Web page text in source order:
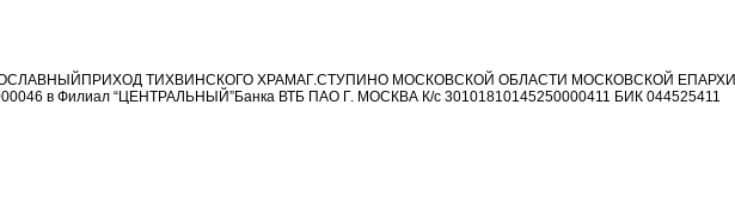
ТИХВИНСКОГО ХРАМАГ.СТУПИНО МОСКОВСКОЙ ОБЛАСТИ МОСКОВСКОЙ
в Филиал “ЦЕНТРАЛЬНЫЙ”Банка ВТБ ПАО Г. МОСКВА К/с 30101810145250000411 БИК 044525411